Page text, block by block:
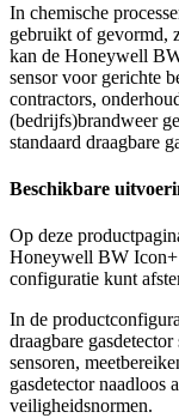
In chemische
gebruikt of gevormd,
kan de Honeywell
sensor voor gerichte
contractors,
(bedrijfs)brandweer
standaard draagbare
Beschikbare
Op deze
Honeywell BW Icon+
configuratie kunt
In de
draagbare
sensoren,
gasdetector naadloos
veiligheidsnormen.